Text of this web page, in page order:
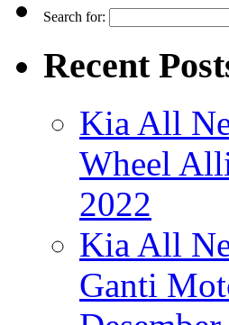
Search for:
Recent
Kia All
Wheel
2022
Kia All
Ganti